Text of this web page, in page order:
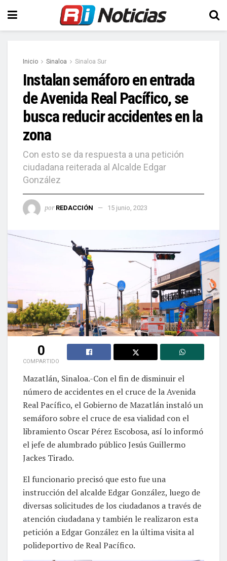
Inicio Sinaloa Sinaloa Sur
Instalan semáforo en entrada
de Avenida Real Pacífico, se
busca reducir accidentes en la
zona
Con esto se da respuesta a una petición
ciudadana reiterada al Alcalde Edgar
González
por REDACCIÓN 15 junio, 2023
0
COMPARTIDO
Mazatlán, Sinaloa.-Con el fin de disminuir el
número de accidentes en el cruce de la Avenida
Real Pacífico, el Gobierno de Mazatlán instaló un
semáforo sobre el cruce de esa vialidad con el
libramiento Oscar Pérez Escobosa, así lo informó
el jefe de alumbrado público Jesús Guillermo
Jackes Tirado.
El funcionario precisó que esto fue una
instrucción del alcalde Edgar González, luego de
diversas solicitudes de los ciudadanos a través de
atención ciudadana y también le realizaron esta
petición a Edgar González en la última visita al
polideportivo de Real Pacífico.